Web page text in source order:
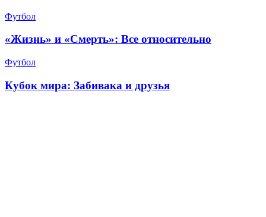
Футбол
«Жизнь» и «Смерть»: Все относительно
Футбол
Кубок мира: Забивака и друзья